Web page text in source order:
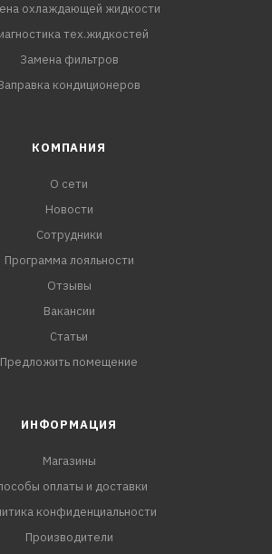
охлаждающей жидкости
тех.жидкостей
Замена фильтров
кондиционеров
КОМПАНИЯ
О сети
Новости
Сотрудники
Программа лояльности
Отзывы
Вакансии
Статьи
Предложить помещение
ИНФОРМАЦИЯ
Магазины
оплаты и доставки
конфиденциальности
Производители